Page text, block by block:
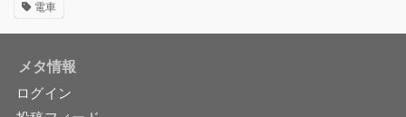
電車
メタ情報
ログイン